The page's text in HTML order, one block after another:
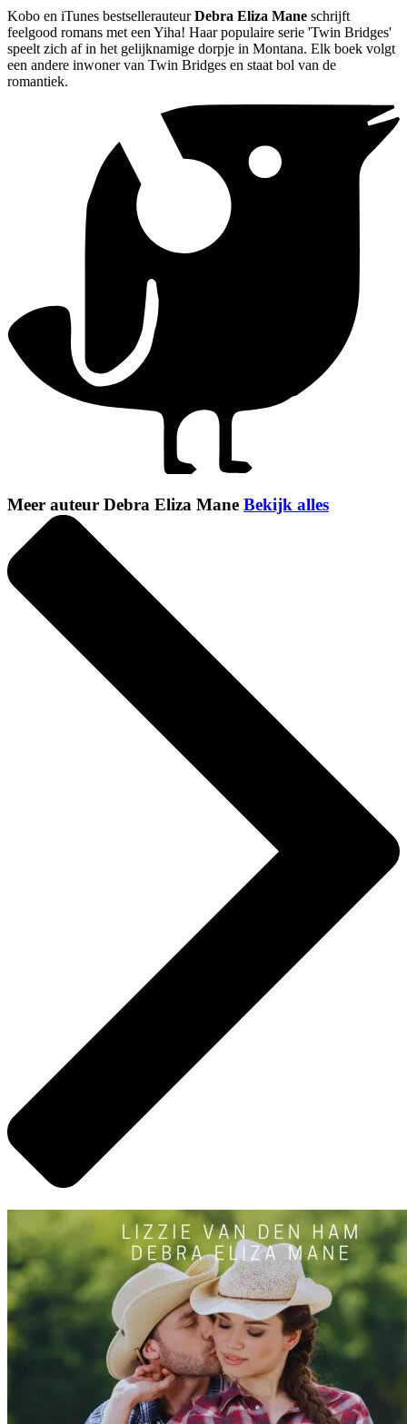
Kobo en iTunes bestsellerauteurDebra Eliza Mane schrijft
feelgood romans met een Yiha! Haar populaire serie 'Twin Bridges'
speelt zich af in het gelijknamige dorpje in Montana. Elk boek volgt
een andere inwoner van Twin Bridges en staat bol van de
romantiek.
Meer auteur Debra Eliza Mane Bekijk alles